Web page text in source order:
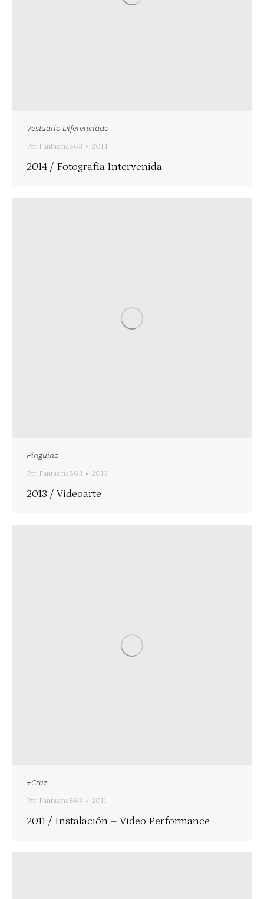
Vestuario Diferenciado
Por Fantasma863 2014
2014 / Fotografía Intervenida
Pingüino
Por Fantasma863 2013
2013 / Videoarte
+Cruz
Por Fantasma863 2011
2011 / Instalación – Video Performance